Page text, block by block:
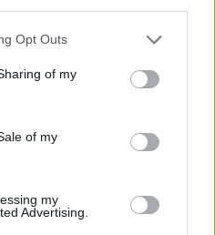
Opt Outs
of my
of my
my
Advertising.
archívuma